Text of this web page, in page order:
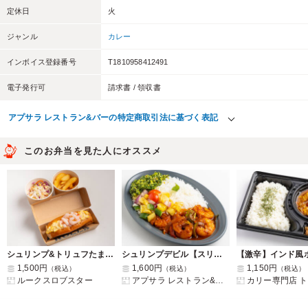
定休日 火
ジャンル カレー
インボイス登録番号 T1810958412491
電子発行可 請求書 / 領収書
アプサラ レストラン&バーの特定商取引法に基づく表記
このお弁当を見た人にオススメ
シュリンプ&トリュフたまごロール
1,500円
（税込）
ルークスロブスター
シュリンプデビル【スリランカクラッシック弁当】
1,600円
（税込）
アプサラ レストラン&バー
1,150円 （税込）
カリー専門店